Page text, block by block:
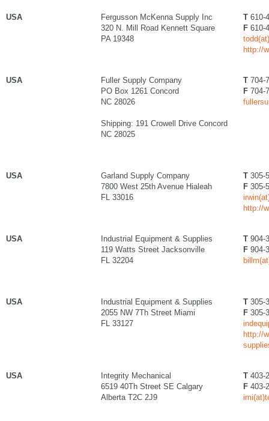
USA
Fergusson McKenna Supply Inc
320 N. Mill Road Kennett Square
PA 19348
T 610-
F 610-
http://
USA
Fuller Supply Company
PO Box 1261 Concord
NC 28026
Shipping: 191 Crowell Drive Concord
NC 28025
T 704-
F 704-
USA
Garland Supply Company
7800 West 25th Avenue Hialeah
FL 33016
T 305-
F 305-
http://
USA
Industrial Equipment & Supplies
119 Watts Street Jacksonville
FL 32204
T 904-
F 904-
USA
Industrial Equipment & Supplies
2055 NW 7Th Street Miami
FL 33127
T 305-
F 305-
http://
USA
Integrity Mechanical
6519 40Th Street SE Calgary
Alberta T2C 2J9
T 403-
F 403-